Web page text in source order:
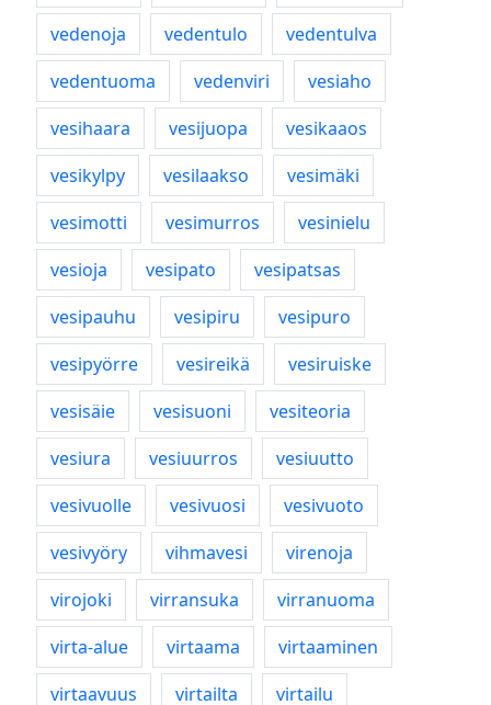
vedenoja
vedentulo
vedentulva
vedentuoma
vedenviri
vesiaho
vesihaara
vesijuopa
vesikaaos
vesikylpy
vesilaakso
vesimäki
vesimotti
vesimurros
vesinielu
vesioja
vesipato
vesipatsas
vesipauhu
vesipiru
vesipuro
vesipyörre
vesireikä
vesiruiske
vesisäie
vesisuoni
vesiteoria
vesiura
vesiuurros
vesiuutto
vesivuolle
vesivuosi
vesivuoto
vesivyöry
vihmavesi
virenoja
virojoki
virransuka
virranuoma
virta-alue
virtaama
virtaaminen
virtaavuus
virtailta
virtailu